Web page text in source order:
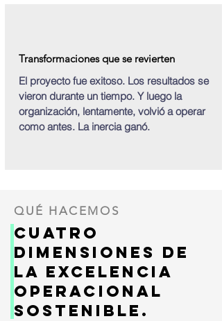
Transformaciones que se revierten
El proyecto fue exitoso. Los resultados se
vieron durante un tiempo. Y luego la
organización, lentamente, volvió a operar
como antes. La inercia ganó.
QUÉ HACEMOS
Cuatro
dimensiones de
la excelencia
operacional
sostenible.